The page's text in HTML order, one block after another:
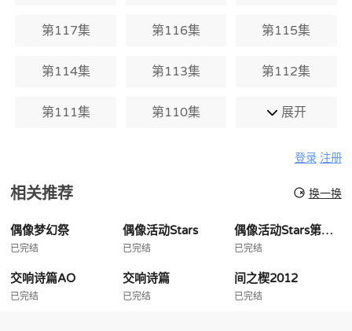
第117集 第116集 第115集
第114集 第113集 第112集
第111集 第110集 展开
登录 注册
相关推荐 换一换
偶像梦幻祭
已完结
偶像活动Stars
已完结
偶像活动Stars第二季
已完结
交响诗篇AO
已完结
交响诗篇
已完结
间之楔2012
已完结